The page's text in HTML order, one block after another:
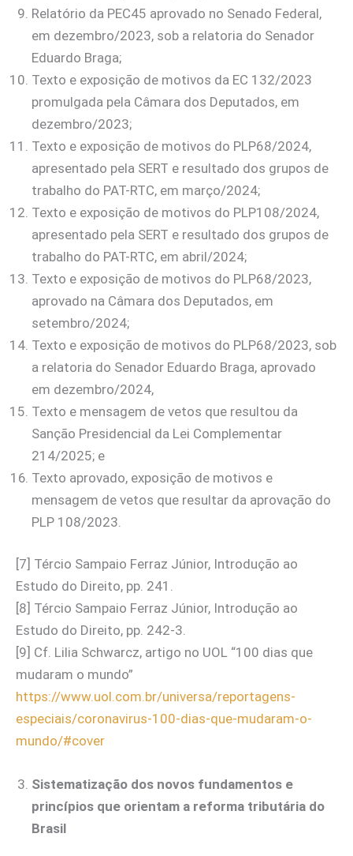
Relatório da PEC45 aprovado no Senado Federal,
em dezembro/2023, sob a relatoria do Senador
Eduardo Braga;
Texto e exposição de motivos da EC 132/2023
promulgada pela Câmara dos Deputados, em
dezembro/2023;
Texto e exposição de motivos do PLP68/2024,
apresentado pela SERT e resultado dos grupos de
trabalho do PAT-RTC, em março/2024;
Texto e exposição de motivos do PLP108/2024,
apresentado pela SERT e resultado dos grupos de
trabalho do PAT-RTC, em abril/2024;
Texto e exposição de motivos do PLP68/2023,
aprovado na Câmara dos Deputados, em
setembro/2024;
Texto e exposição de motivos do PLP68/2023, sob
a relatoria do Senador Eduardo Braga, aprovado
em dezembro/2024,
Texto e mensagem de vetos que resultou da
Sanção Presidencial da Lei Complementar
214/2025; e
Texto aprovado, exposição de motivos e
mensagem de vetos que resultar da aprovação do
PLP 108/2023.
[7] Tércio Sampaio Ferraz Júnior, Introdução ao
Estudo do Direito, pp. 241.
[8] Tércio Sampaio Ferraz Júnior, Introdução ao
Estudo do Direito, pp. 242-3.
[9] Cf. Lilia Schwarcz, artigo no UOL “100 dias que
mudaram o mundo”
https://www.uol.com.br/universa/reportagens-
especiais/coronavirus-100-dias-que-mudaram-o-
mundo/#cover
Sistematização dos novos fundamentos e
princípios que orientam a reforma tributária do
Brasil